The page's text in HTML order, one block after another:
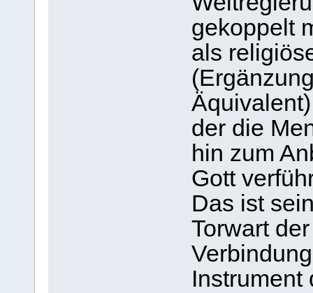
gekoppelt
als
der die
hin zum
Gott
Das ist
Torwart
Instrument